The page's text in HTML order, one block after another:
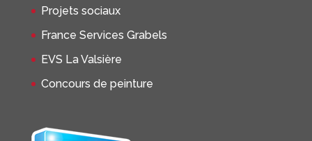
Projets sociaux
France Services Grabels
EVS La Valsière
Concours de peinture